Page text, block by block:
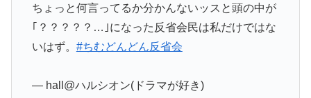
ちょっと何言ってるか分かんないッスと頭の中が
｢？？？？？…｣になった反省会民は私だけではな
いはず。 #ちむどんどん反省会
— hall@ハルシオン(ドラマが好き)